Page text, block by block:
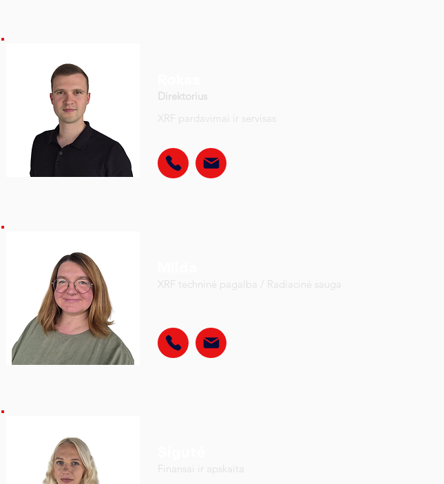
Direktorius
XRF pardavimai ir servisas
XRF techninė pagalba / Radiacinė sauga
Finansai ir apskaita